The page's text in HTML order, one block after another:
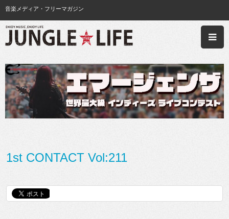
音楽メディア・フリーマガジン
1st CONTACT Vol:211